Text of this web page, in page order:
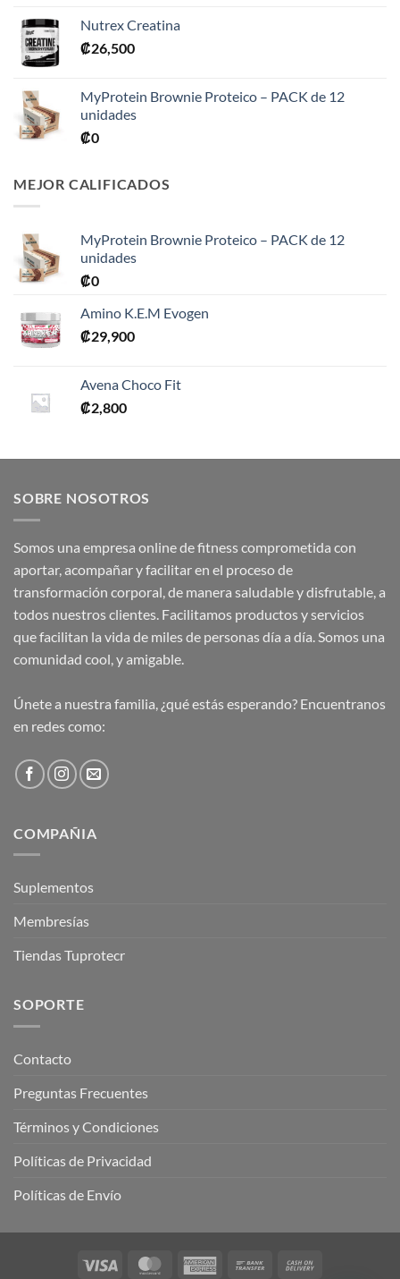
Nutrex Creatina
₡26,500
MyProtein Brownie Proteico – PACK de 12
unidades
₡0
MEJOR CALIFICADOS
MyProtein Brownie Proteico – PACK de 12
unidades
₡0
Amino K.E.M Evogen
₡29,900
Avena Choco Fit
₡2,800
SOBRE NOSOTROS
Somos una empresa online de fitness comprometida con
aportar, acompañar y facilitar en el proceso de
transformación corporal, de manera saludable y disfrutable, a
todos nuestros clientes. Facilitamos productos y servicios
que facilitan la vida de miles de personas día a día. Somos una
comunidad cool, y amigable.
Únete a nuestra familia, ¿qué estás esperando? Encuentranos
en redes como:
COMPAÑIA
Suplementos
Membresías
Tiendas Tuprotecr
SOPORTE
Contacto
Preguntas Frecuentes
Términos y Condiciones
Políticas de Privacidad
Políticas de Envío
Visa MasterCardAmerican
Bank